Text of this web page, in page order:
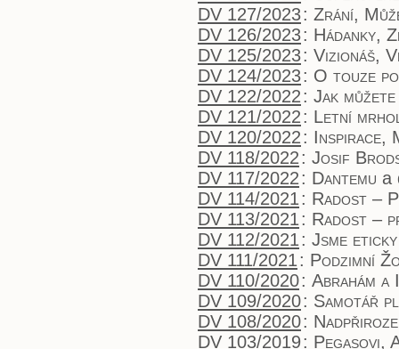
DV 127/2023: Zrání,
DV 126/2023: Hádanky,
DV 125/2023: Vizionáš,
DV 124/2023: O touze
DV 122/2022: Jak
DV 121/2022: Letní
DV 120/2022: Inspirace,
DV 118/2022: Josif
DV 117/2022: Dantemu a
DV 114/2021: Radost –
DV 113/2021: Radost –
DV 112/2021: Jsme
DV 111/2021: Podzimní
DV 110/2020: Abrahám a
DV 109/2020: Samotář
DV 108/2020:
DV 103/2019: Pegasovi,